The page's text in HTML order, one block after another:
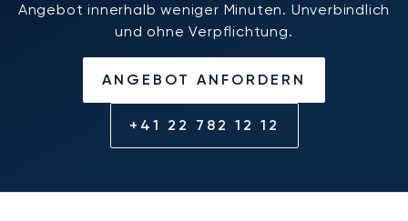
Angebot innerhalb weniger Minuten. Unverbindlich
und ohne Verpflichtung.
ANGEBOT ANFORDERN
+41 22 782 12 12